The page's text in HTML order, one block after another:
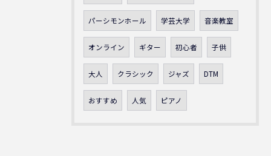
パーシモンホール 学芸大学 音楽教室
オンライン ギター 初心者 子供
大人 クラシック ジャズ DTM
おすすめ 人気 ピアノ